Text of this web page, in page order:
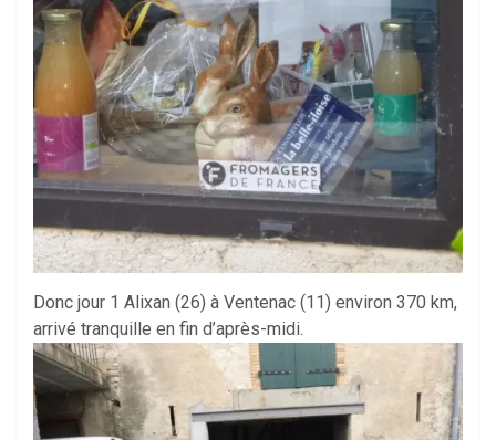
Donc jour 1 Alixan (26) à Ventenac (11) environ 370 km,
arrivé tranquille en fin d’après-midi.